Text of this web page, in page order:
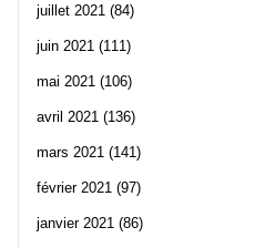
juillet 2021 (84)
juin 2021 (111)
mai 2021 (106)
avril 2021 (136)
mars 2021 (141)
février 2021 (97)
janvier 2021 (86)